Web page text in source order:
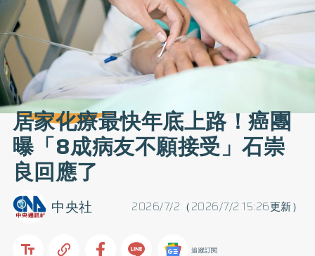
居家化療最快年底上路！癌團
曝「8成病友不願接受」石崇
良回應了
2026/7/2（2026/7/2 15:26更新）
中央社
追蹤訂閱